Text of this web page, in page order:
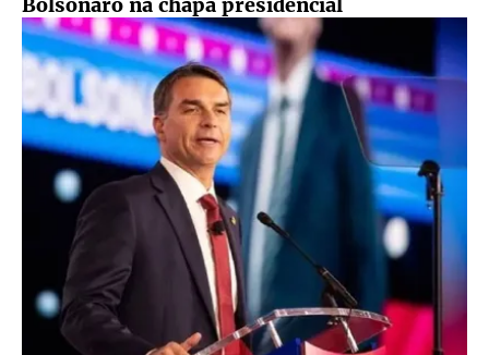
Bolsonaro na chapa presidencial